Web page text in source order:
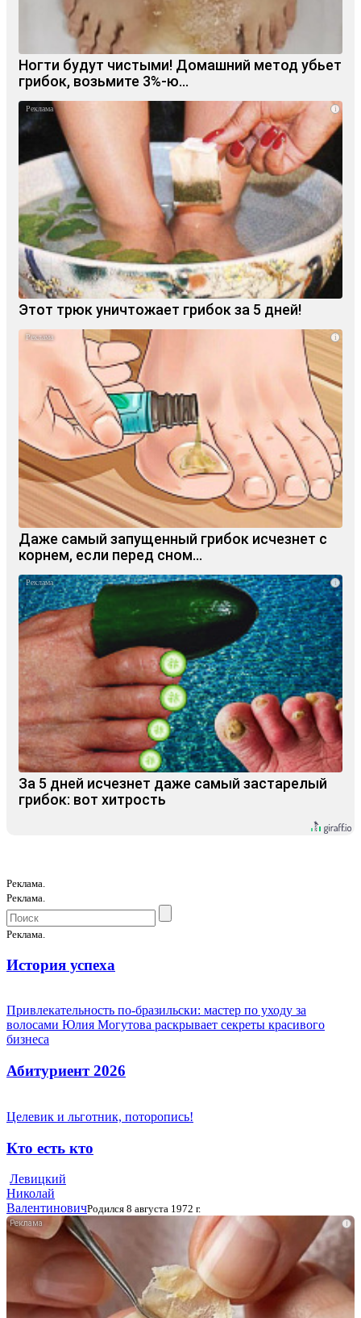
Ногти будут чистыми! Домашний метод убьет
грибок, возьмите 3%-ю…
i
Этот трюк уничтожает грибок за 5 дней!
i
Даже самый запущенный грибок исчезнет с
корнем, если перед сном…
i
За 5 дней исчезнет даже самый застарелый
грибок: вот хитрость
Реклама.
Реклама.
Реклама.
История успеха
Привлекательность по-бразильски: мастер по уходу за
волосами Юлия Могутова раскрывает секреты красивого
бизнеса
Абитуриент 2026
Целевик и льготник, поторопись!
Кто есть кто
Левицкий
Николай
ВалентиновичРодился 8 августа 1972 г.
i